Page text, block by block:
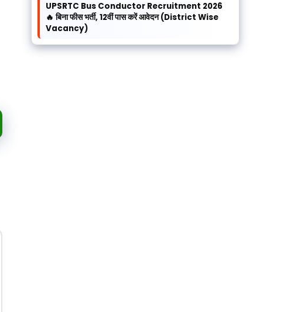
UPSRTC Bus Conductor Recruitment 2026
🔥 बिना फीस भर्ती, 12वीं पास करें आवेदन (District Wise
Vacancy)